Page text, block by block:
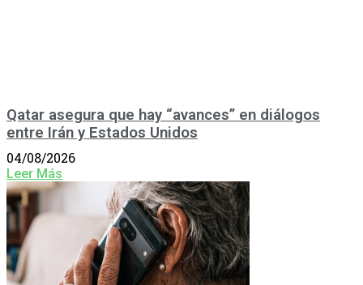
Qatar asegura que hay “avances” en diálogos
entre Irán y Estados Unidos
04/08/2026
Leer Más